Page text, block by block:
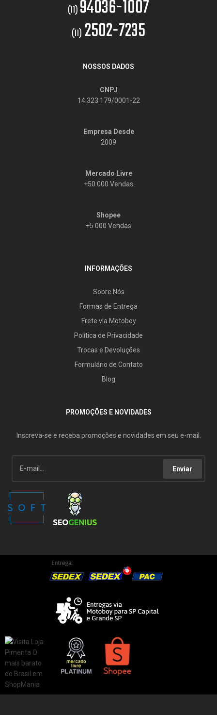
(11) 94036-1007
(11) 2502-7235
NOSSOS DADOS
CNPJ
14.323.179/0001-22
Empresa Desde
2009
Mercado Livre
+50.000 Vendas
Shopee
+5.000 Vendas
INFORMAÇÕES
Sobre Nós
Formas de Entrega
Frete via Motoboy
Política de Privacidade
Trocas e Devoluções
Formulário de Contato
Blog
PROMOÇÕES E NOVIDADES
Inscreva-se e receba promoções e novidades em seu e-mail.
Enviar